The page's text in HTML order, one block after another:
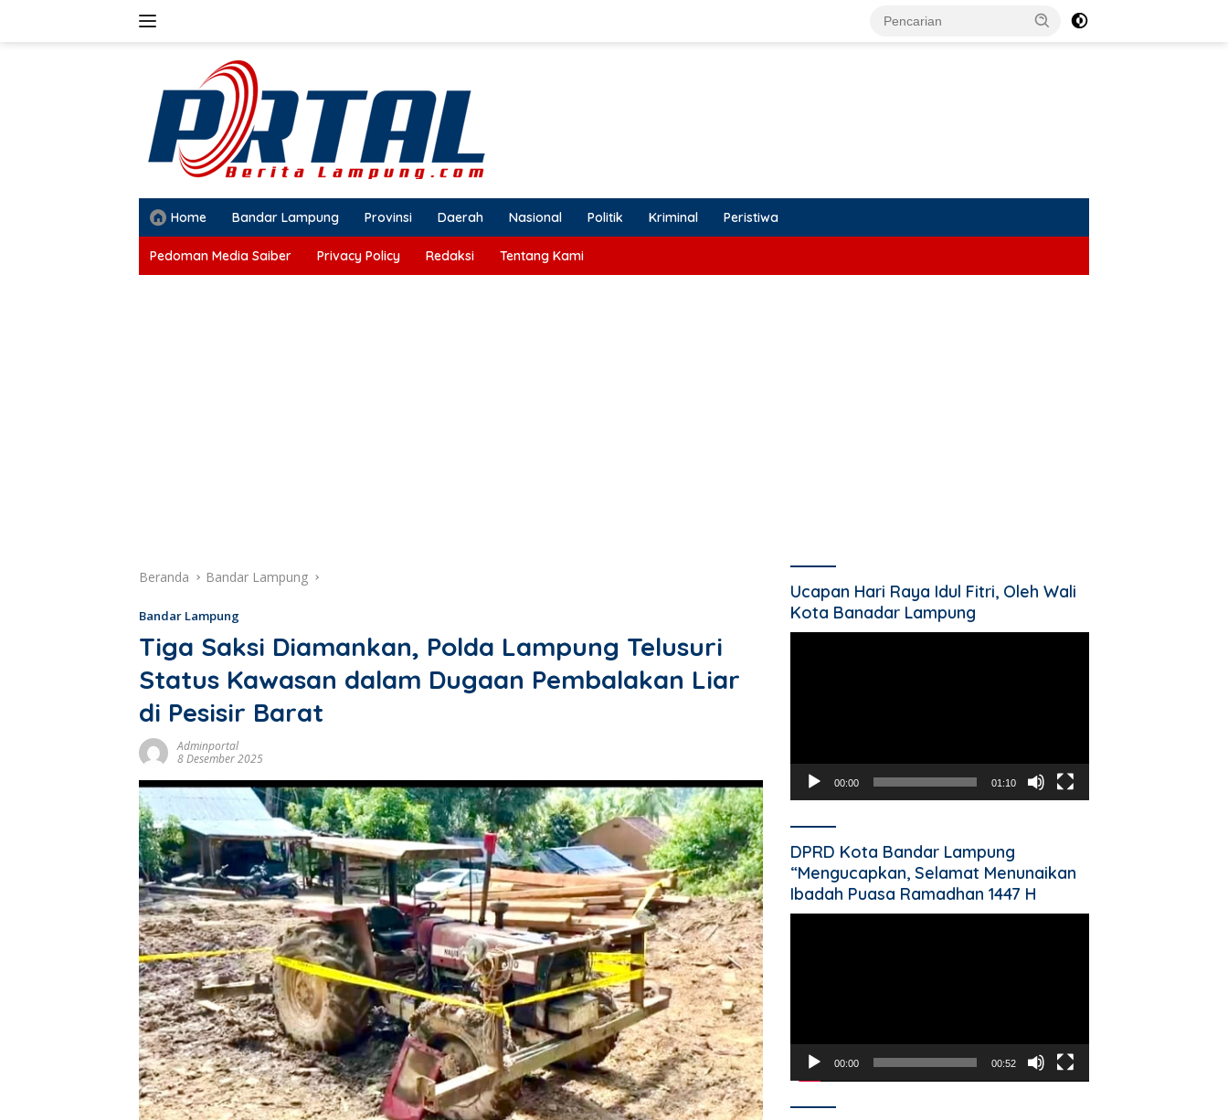
Home Bandar Lampung Provinsi Daerah Nasional Politik Kriminal Peristiwa
Pedoman Media Saiber Privacy Policy Redaksi Tentang Kami
Beranda Bandar Lampung
Bandar Lampung
Tiga Saksi Diamankan, Polda Lampung Telusuri
Status Kawasan dalam Dugaan Pembalakan Liar
di Pesisir Barat
Adminportal
8 Desember 2025
Ucapan Hari Raya Idul Fitri, Oleh Wali
Kota Banadar Lampung
00:00 01:10
DPRD Kota Bandar Lampung
“Mengucapkan, Selamat Menunaikan
Ibadah Puasa Ramadhan 1447 H
00:00 00:52